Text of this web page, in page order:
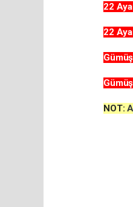
22
22
Gümüş
NOT: